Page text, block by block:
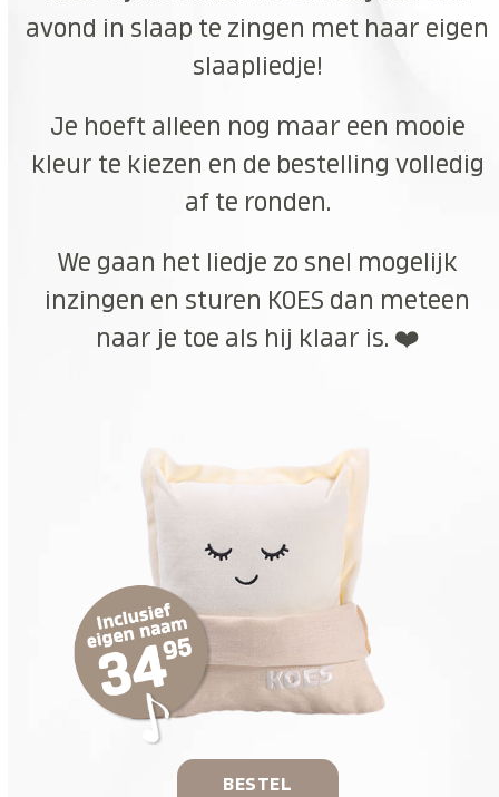
avond in slaap te zingen met haar eigen
slaapliedje!
Je hoeft alleen nog maar een mooie
kleur te kiezen en de bestelling volledig
af te ronden.
We gaan het liedje zo snel mogelijk
inzingen en sturen KOES dan meteen
naar je toe als hij klaar is. ❤️
BESTEL